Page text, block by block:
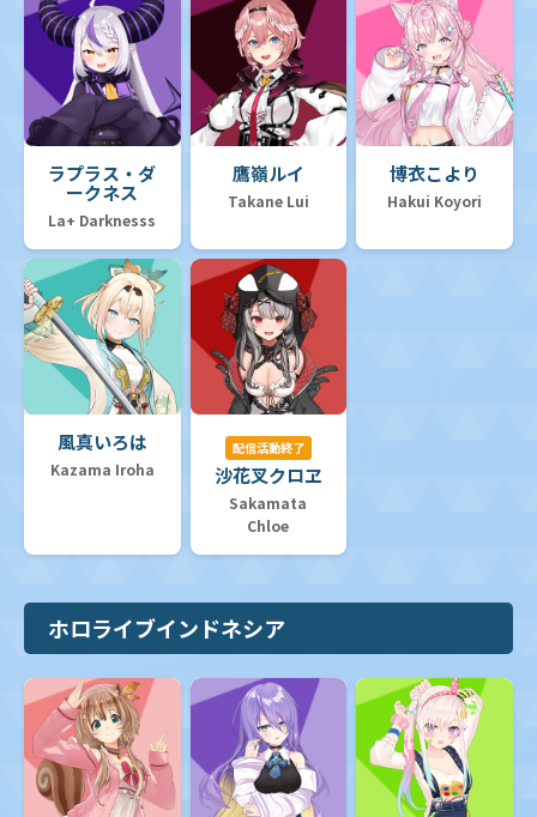
ラプラス・ダ
ークネス
La+ Darknesss
鷹嶺ルイ
Takane Lui
博衣こより
Hakui Koyori
風真いろは
Kazama Iroha
配信活動終了
沙花叉クロヱ
Sakamata
Chloe
ホロライブインドネシア